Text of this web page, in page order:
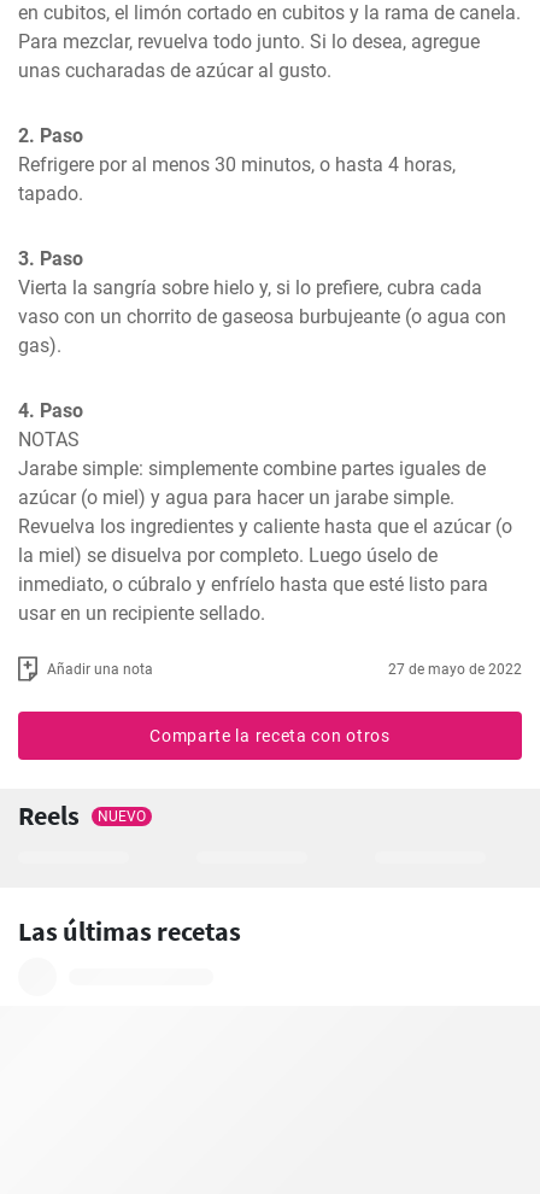
en cubitos, el limón cortado en cubitos y la rama de canela.
Para mezclar, revuelva todo junto. Si lo desea, agregue
unas cucharadas de azúcar al gusto.
2. Paso
Refrigere por al menos 30 minutos, o hasta 4 horas,
tapado.
3. Paso
Vierta la sangría sobre hielo y, si lo prefiere, cubra cada
vaso con un chorrito de gaseosa burbujeante (o agua con
gas).
4. Paso
NOTAS
Jarabe simple: simplemente combine partes iguales de
azúcar (o miel) y agua para hacer un jarabe simple.
Revuelva los ingredientes y caliente hasta que el azúcar (o
la miel) se disuelva por completo. Luego úselo de
inmediato, o cúbralo y enfríelo hasta que esté listo para
usar en un recipiente sellado.
Añadir una nota 27 de mayo de 2022
Comparte la receta con otros
Reels NUEVO
Las últimas recetas